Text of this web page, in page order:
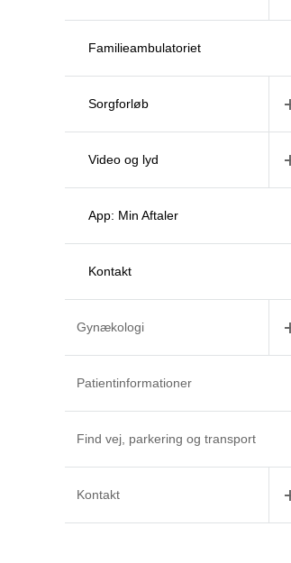
Familieambulatoriet
Sorgforløb
Video og lyd
App: Min Aftaler
Kontakt
Gynækologi
Patientinformationer
Find vej, parkering og transport
Kontakt